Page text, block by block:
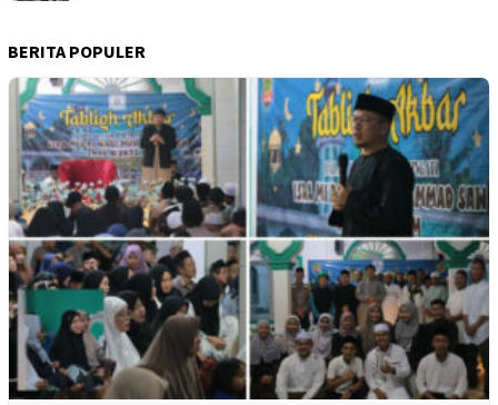
BERITA POPULER